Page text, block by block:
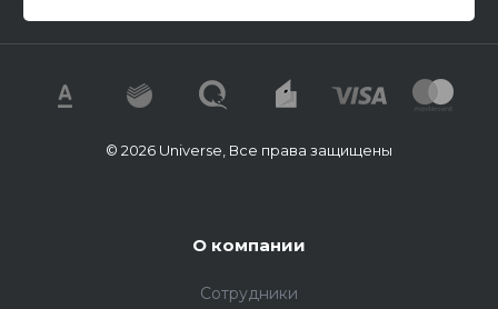
© 2026 Universe, Все права защищены
О компании
Сотрудники